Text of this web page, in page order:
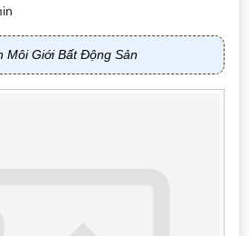
Yên Hòa
Phương Liệt
Khương Đình
Yên Sở
Môi Giới Bất Động Sản